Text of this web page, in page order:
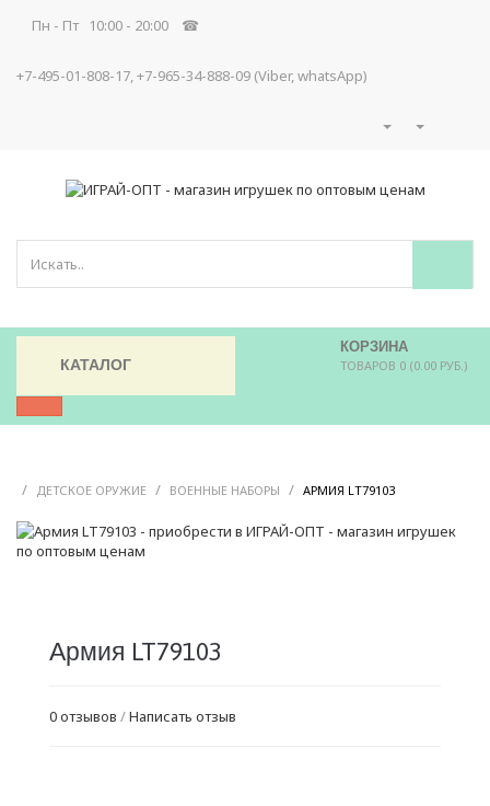
Пн - Пт 10:00 - 20:00 ☎
+7-495-01-808-17, +7-965-34-888-09 (Viber, whatsApp)
КОРЗИНА
ТОВАРОВ 0 (0.00 РУБ.)
КАТАЛОГ
/ ДЕТСКОЕ ОРУЖИЕ / ВОЕННЫЕ НАБОРЫ / АРМИЯ LT79103
Армия LT79103
0 отзывов /Написать отзыв